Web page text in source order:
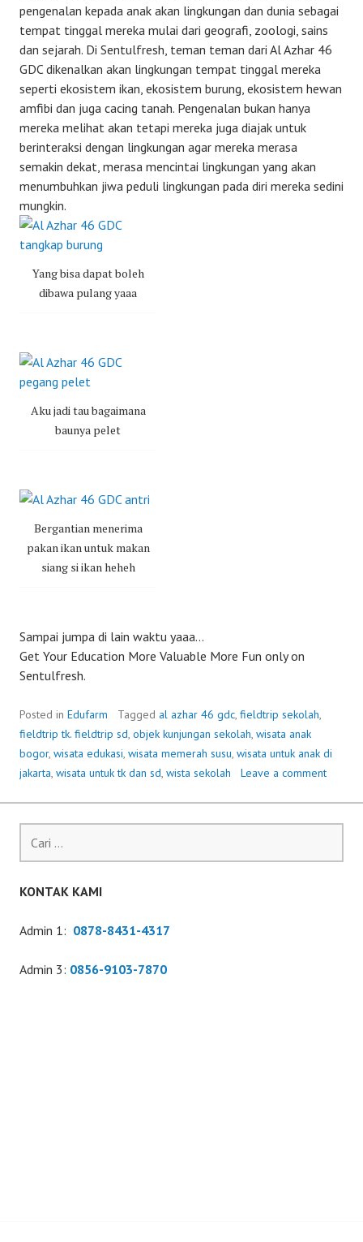
pengenalan kepada anak akan lingkungan dan dunia sebagai
tempat tinggal mereka mulai dari geografi, zoologi, sains
dan sejarah. Di Sentulfresh, teman teman dari Al Azhar 46
GDC dikenalkan akan lingkungan tempat tinggal mereka
seperti ekosistem ikan, ekosistem burung, ekosistem hewan
amfibi dan juga cacing tanah. Pengenalan bukan hanya
mereka melihat akan tetapi mereka juga diajak untuk
berinteraksi dengan lingkungan agar mereka merasa
semakin dekat, merasa mencintai lingkungan yang akan
menumbuhkan jiwa peduli lingkungan pada diri mereka sedini
mungkin.
Yang bisa dapat boleh
dibawa pulang yaaa
Aku jadi tau bagaimana
baunya pelet
Bergantian menerima
pakan ikan untuk makan
siang si ikan heheh
Sampai jumpa di lain waktu yaaa…
Get Your Education More Valuable More Fun only on
Sentulfresh.
Posted in Edufarm Tagged al azhar 46 gdc, fieldtrip sekolah,
fieldtrip tk. fieldtrip sd, objek kunjungan sekolah, wisata anak
bogor, wisata edukasi, wisata memerah susu, wisata untuk anak di
jakarta, wisata untuk tk dan sd, wista sekolah Leave a comment
untuk:
KONTAK KAMI
Admin 1: 0878-8431-4317
Admin 3: 0856-9103-7870